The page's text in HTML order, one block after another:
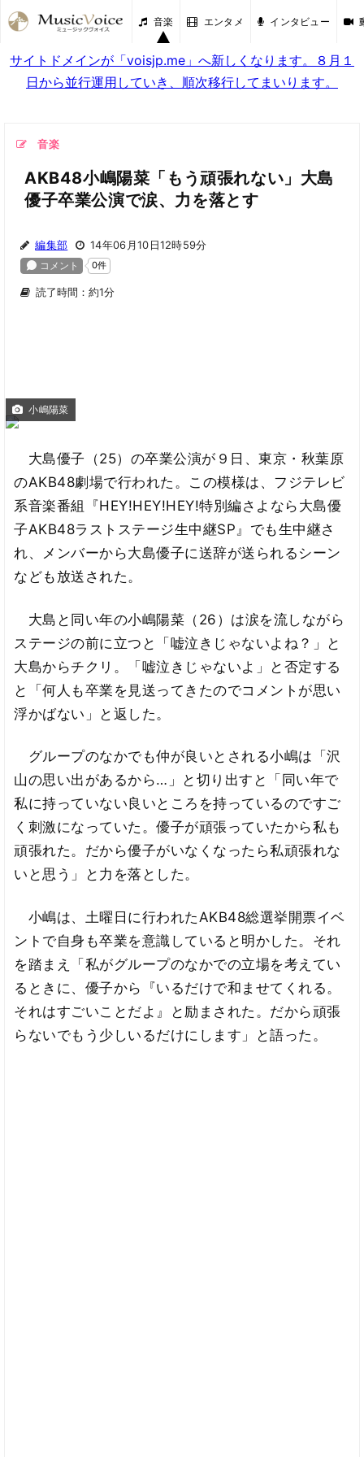
音楽 エンタメ インタビュー
サイトドメインが「voisjp.me」へ新しくなります。８月１
日から並行運用していき、順次移行してまいります。
音楽
AKB48小嶋陽菜「もう頑張れない」大島
優子卒業公演で涙、力を落とす
編集部 14年06月10日12時59分
読了時間：約1分
小嶋陽菜
大島優子（25）の卒業公演が９日、東京・秋葉原
のAKB48劇場で行われた。この模様は、フジテレビ
系音楽番組『HEY!HEY!HEY!特別編さよなら大島優
子AKB48ラストステージ生中継SP』でも生中継さ
れ、メンバーから大島優子に送辞が送られるシーン
なども放送された。
大島と同い年の小嶋陽菜（26）は涙を流しながら
ステージの前に立つと「嘘泣きじゃないよね？」と
大島からチクリ。「嘘泣きじゃないよ」と否定する
と「何人も卒業を見送ってきたのでコメントが思い
浮かばない」と返した。
グループのなかでも仲が良いとされる小嶋は「沢
山の思い出があるから…」と切り出すと「同い年で
私に持っていない良いところを持っているのですご
く刺激になっていた。優子が頑張っていたから私も
頑張れた。だから優子がいなくなったら私頑張れな
いと思う」と力を落とした。
小嶋は、土曜日に行われたAKB48総選挙開票イベ
ントで自身も卒業を意識していると明かした。それ
を踏まえ「私がグループのなかでの立場を考えてい
るときに、優子から『いるだけで和ませてくれる。
それはすごいことだよ』と励まされた。だから頑張
らないでもう少しいるだけにします」と語った。